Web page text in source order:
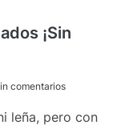
¡Sin
comentarios
leña, pero con